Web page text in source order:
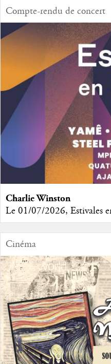
Compte-rendu de concert
Charlie Winston
Le 01/07/2026, Estivales
Cinéma